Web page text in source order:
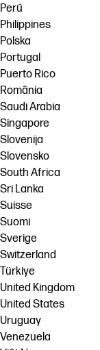
Perú
Philippines
Polska
Portugal
Puerto Rico
România
Saudi Arabia
Singapore
Slovenija
Slovensko
South Africa
Sri Lanka
Suisse
Suomi
Sverige
Switzerland
Türkiye
United Kingdom
United States
Uruguay
Venezuela